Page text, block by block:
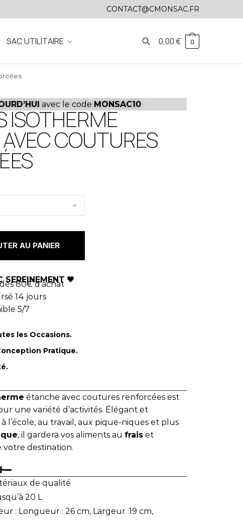
CONTACT@CMONSAC.FR
SAC UTILITAIRE 0,00 € 0
avec le code MONSAC10
ISOTHERME
COUTURES
AU PANIER
SEREINEMENT 🖤
80€ d'achat
14 jours
5/7
les Occasions.
Pratique.
étanche avec coutures renforcées est
une variété d’activités. Élégant et
à l’école, au travail, aux pique-niques et plus
, il gardera vos aliments au frais et
destination.
de qualité
20 L
: Longueur : 26 cm, Largeur :19 cm,